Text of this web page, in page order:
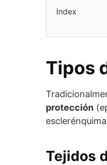
Index
Tipos
protección
Tejidos